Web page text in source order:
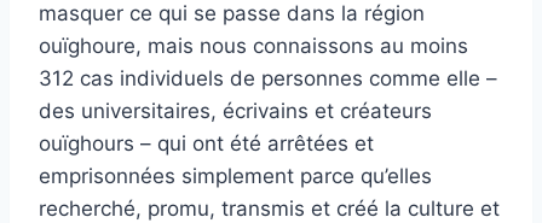
masquer ce qui se passe dans la région
ouïghoure, mais nous connaissons au moins
312 cas individuels de personnes comme elle –
des universitaires, écrivains et créateurs
ouïghours – qui ont été arrêtées et
emprisonnées simplement parce qu’elles
recherché, promu, transmis et créé la culture et